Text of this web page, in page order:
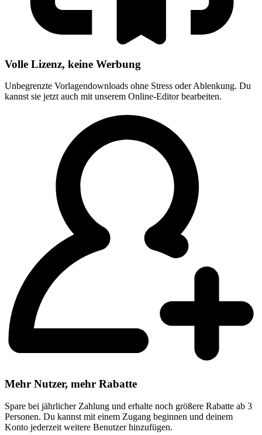
Volle Lizenz, keine Werbung
Unbegrenzte Vorlagendownloads ohne Stress oder Ablenkung. Du
kannst sie jetzt auch mit unserem Online-Editor bearbeiten.
Mehr Nutzer, mehr Rabatte
Spare bei jährlicher Zahlung und erhalte noch größere Rabatte ab 3
Personen. Du kannst mit einem Zugang beginnen und deinem
Konto jederzeit weitere Benutzer hinzufügen.